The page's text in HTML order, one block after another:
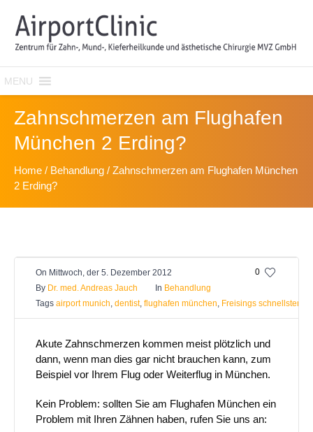
MENU
Zahnschmerzen am Flughafen
München 2 Erding?
Home / Behandlung / Zahnschmerzen am Flughafen München
2 Erding?
0
On Mittwoch, der 5. Dezember 2012
By Dr. med. Andreas Jauch In Behandlung
Tags airport munich dentist, flughafen münchen Freisings schnellster
Akute Zahnschmerzen kommen meist plötzlich und
dann, wenn man dies gar nicht brauchen kann, zum
Beispiel vor Ihrem Flug oder Weiterflug in München.
Kein Problem: sollten Sie am Flughafen München ein
Problem mit Ihren Zähnen haben, rufen Sie uns an: